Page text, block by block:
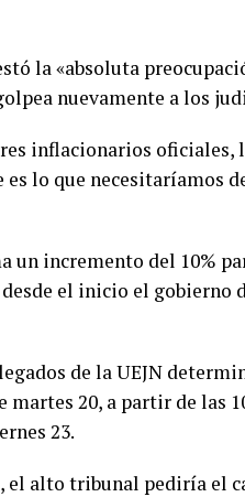
la «absoluta
nuevamente a los
inflacionarios oficiales,
lo que necesitaríamos
un incremento del 10%
el inicio el gobierno
de la UEJN
martes 20, a partir de las
23.
el alto tribunal pediría el